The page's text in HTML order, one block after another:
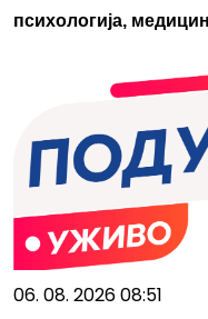
психологија,
06. 08. 2026 08:51